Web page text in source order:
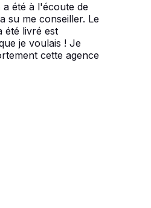
a été à l'écoute de
su me conseiller. Le
été livré est
je voulais ! Je
cette agence